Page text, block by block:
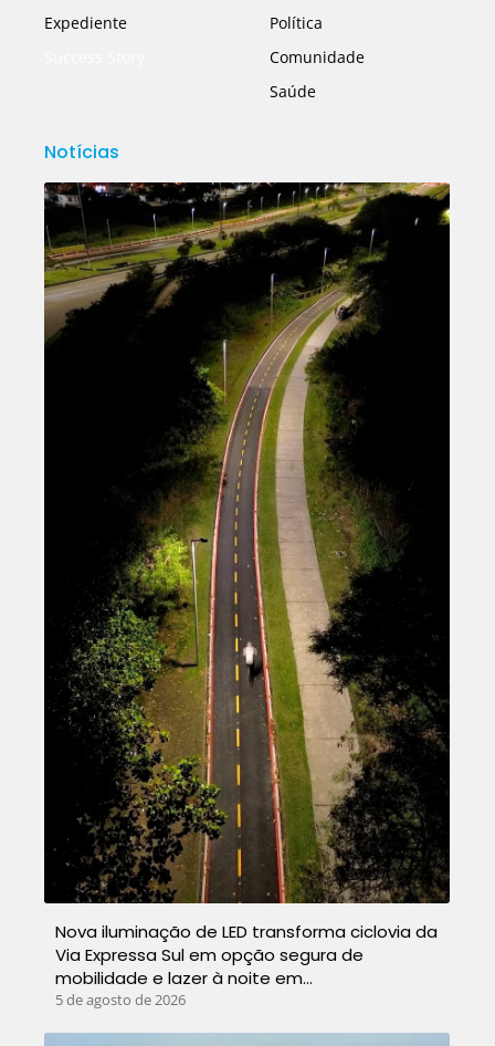
Expediente
Política
Comunidade
Saúde
Notícias
Nova iluminação de LED transforma ciclovia da
Via Expressa Sul em opção segura de
mobilidade e lazer à noite em…
5 de agosto de 2026